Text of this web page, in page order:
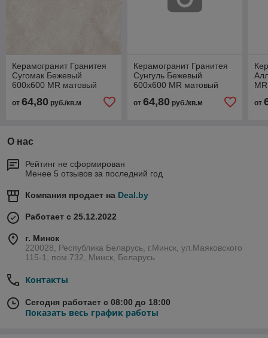
Керамогранит Гранитея
Сугомак Бежевый
600х600 MR матовый
от 64,80 руб./кв.м
Керамогранит Гранитея
Сунгуль Бежевый
600х600 MR матовый
от 64,80руб./кв.м от
О нас
Рейтинг не сформирован
Менее 5 отзывов за последний год
Компания продает на Deal.by
Работает с 25.12.2022
г. Минск
220028, Республика Беларусь, г.Минск, ул.Маяковского
115-1, пом.732, Минск, Беларусь
Контакты
Сегодня работает с 08:00 до 18:00
Показать весь график работы